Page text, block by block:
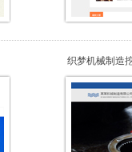
织梦机械制造